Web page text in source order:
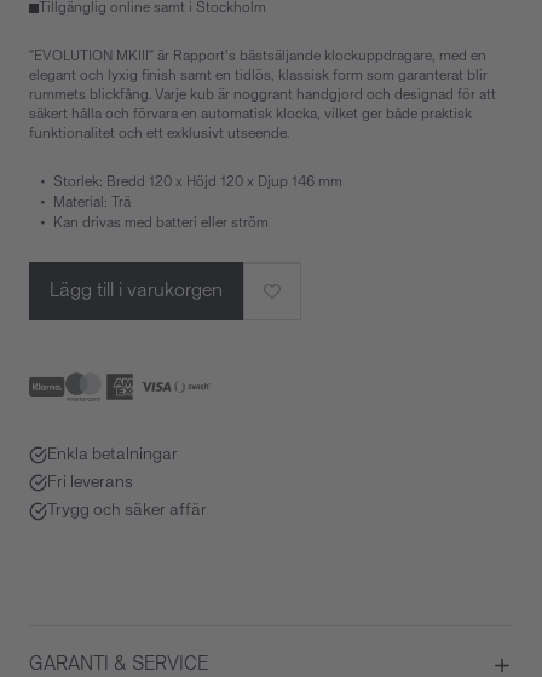
Tillgänglig online samt i Stockholm
"EVOLUTION MKIII" är Rapport’s bästsäljande klockuppdragare, med en
elegant och lyxig finish samt en tidlös, klassisk form som garanterat blir
rummets blickfång. Varje kub är noggrant handgjord och designad för att
säkert hålla och förvara en automatisk klocka, vilket ger både praktisk
funktionalitet och ett exklusivt utseende.
Storlek: Bredd 120 x Höjd 120 x Djup 146 mm
Material: Trä
Kan drivas med batteri eller ström
Lägg till i varukorgen
Enkla betalningar
Fri leverans
Trygg och säker affär
GARANTI & SERVICE